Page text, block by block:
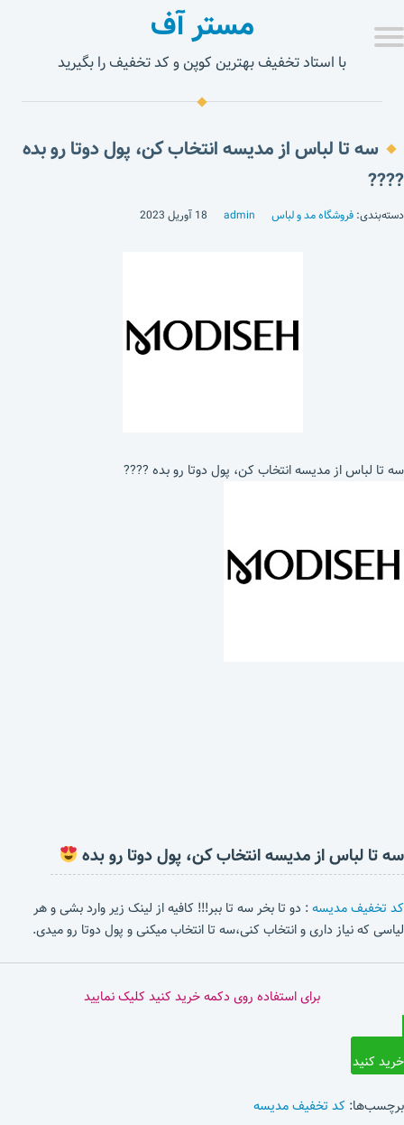
مستر آف
با استاد تخفیف بهترین کوپن و کد تخفیف را بگیرید
سه تا لباس از مدیسه انتخاب کن، پول دوتا رو بده
????
دسته‌بندی: فروشگاه مد و لباس admin 18 آوریل 2023
سه تا لباس از مدیسه انتخاب کن، پول دوتا رو بده ????
سه تا لباس از مدیسه انتخاب کن، پول دوتا رو بده
کد تخفیف مدیسه: دو تا بخر سه تا ببر!!! کافیه از لینک زیر وارد بشی و هر
لیاسی که نیاز داری و انتخاب کنی،سه تا انتخاب میکنی و پول دوتا رو میدی.
برای استفاده روی دکمه خرید کنید کلیک نمایید
خرید کنید
برچسب‌ها: کد تخفیف مدیسه